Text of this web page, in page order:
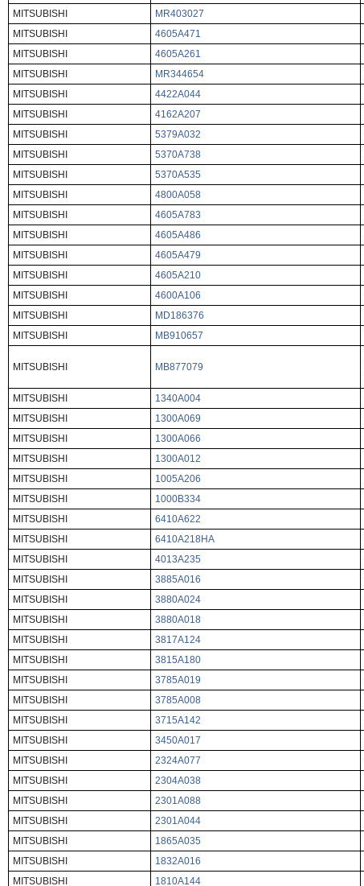
MITSUBISHI
MR403027
MITSUBISHI
4605A471
MITSUBISHI
4605A261
MITSUBISHI
MR344654
MITSUBISHI
4422A044
MITSUBISHI
4162A207
MITSUBISHI
5379A032
MITSUBISHI
5370A738
MITSUBISHI
5370A535
MITSUBISHI
4800A058
MITSUBISHI
4605A783
MITSUBISHI
4605A486
MITSUBISHI
4605A479
MITSUBISHI
4605A210
MITSUBISHI
4600A106
MITSUBISHI
MD186376
MITSUBISHI
MB910657
MITSUBISHI MB877079
MITSUBISHI
1340A004
MITSUBISHI
1300A069
MITSUBISHI
1300A066
MITSUBISHI
1300A012
MITSUBISHI
1005A206
MITSUBISHI
1000B334
MITSUBISHI
6410A622
MITSUBISHI
6410A218HA
MITSUBISHI
4013A235
MITSUBISHI
3885A016
MITSUBISHI
3880A024
MITSUBISHI
3880A018
MITSUBISHI
3817A124
MITSUBISHI
3815A180
MITSUBISHI
3785A019
MITSUBISHI
3785A008
MITSUBISHI
3715A142
MITSUBISHI
3450A017
MITSUBISHI
2324A077
MITSUBISHI
2304A038
MITSUBISHI
2301A088
MITSUBISHI
2301A044
MITSUBISHI
1865A035
MITSUBISHI
1832A016
MITSUBISHI
1810A144